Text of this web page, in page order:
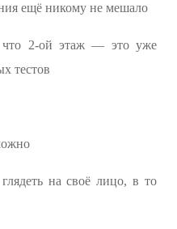
ещё никому не мешало
что 2-ой этаж — это уже
тестов
на своё лицо, в то